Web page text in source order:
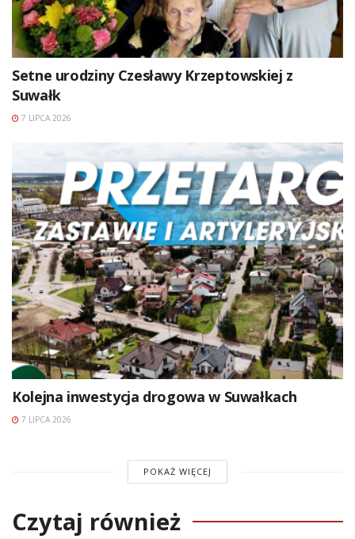
Setne urodziny Czesławy Krzeptowskiej z
Suwałk
7 LIPCA 2026
Kolejna inwestycja drogowa w Suwałkach
7 LIPCA 2026
POKAŻ WIĘCEJ
Czytaj również